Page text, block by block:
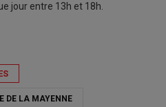
jour entre 13h et 18h.
DE LA MAYENNE